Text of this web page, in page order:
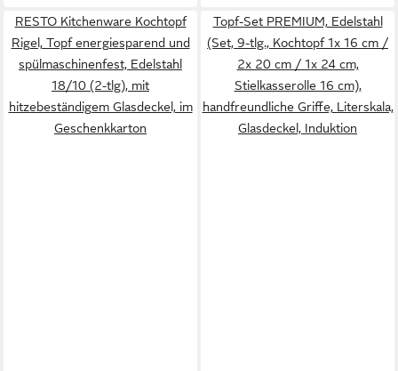
RESTO Kitchenware Kochtopf
Rigel, Topf energiesparend und
spülmaschinenfest, Edelstahl
18/10 (2-tlg), mit
hitzebeständigem Glasdeckel, im
Geschenkkarton
Topf-Set PREMIUM, Edelstahl
(Set, 9-tlg., Kochtopf 1x 16 cm /
2x 20 cm / 1x 24 cm,
Stielkasserolle 16 cm),
handfreundliche Griffe, Literskala,
Glasdeckel, Induktion